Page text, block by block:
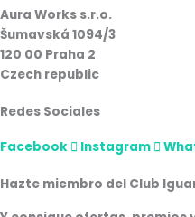
Aura Works s.r.o.
Šumavská 1094/3
120 00 Praha 2
Czech republic
Redes Sociales
Facebook Instagram
Hazte miembro del Club